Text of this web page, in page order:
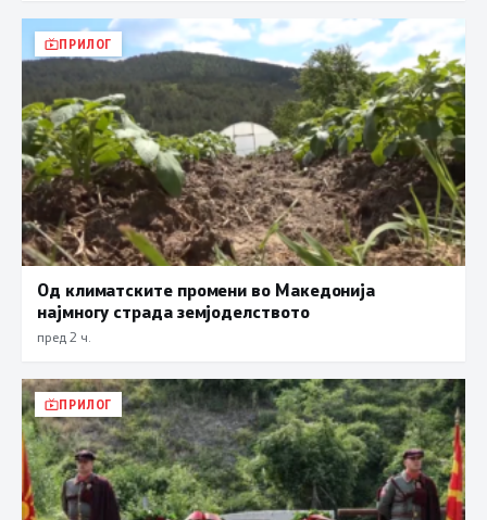
ПРИЛОГ
Од климатските промени во Македонија
најмногу страда земјоделството
пред 2 ч.
ПРИЛОГ